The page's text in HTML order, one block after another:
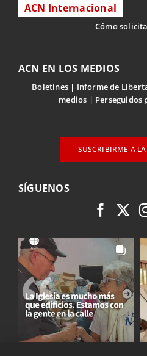
ACN Internacional
Cómo
ACN EN LOS MEDIOS
Boletines Informe de
medios
Perseguidos
SUSCRIBIRME A
SÍGUENOS